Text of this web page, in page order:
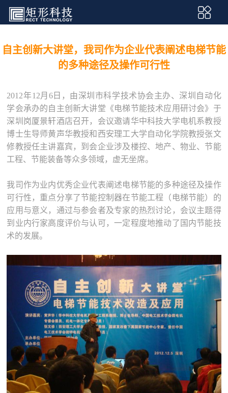
自主创新大讲堂，我司作为企业代表阐述电梯节能
的多种途径及操作可行性
2012年12月6日，由深圳市科学技术协会主办、深圳自动化
学会承办的自主创新大讲堂《电梯节能技术应用研讨会》于
深圳岗厦景轩酒店召开，会议邀请华中科技大学电机系教授
博士生导师黄声华教授和西安理工大学自动化学院教授张文
修教授任主讲嘉宾，到会企业涉及楼控、地产、物业、节能
工程、节能装备等众多领域，虚无坐席。
我司作为业内优秀企业代表阐述电梯节能的多种途径及操作
可行性，重点分享了节能控制器在节能工程（电梯节能）的
应用与意义，通过与参会者及专家的热烈讨论，会议主题得
到业内行家高度评价与认可，一定程度地推动了国内节能技
术的发展。